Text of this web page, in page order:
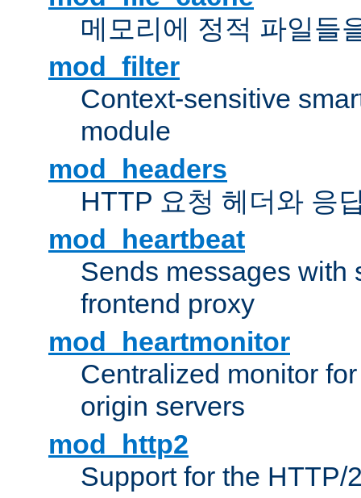
메모리에 정적 파일들
mod_filter
Context-sensitive
module
mod_headers
HTTP 요청 헤더와 응
mod_heartbeat
Sends messages with
frontend proxy
mod_heartmonitor
Centralized monitor
origin servers
mod_http2
Support for the HTTP/